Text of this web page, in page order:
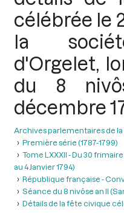
célébrée le
la
d'Orgelet,
du 8
décembre
Archives parlementaires de
Première série (1787-1799)
Tome LXXXII - Du 30
au 4 Janvier 1794)
République française -
Séance du 8 nivôse an II
Détails de la fête civique